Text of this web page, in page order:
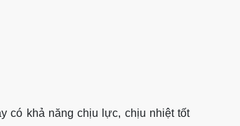
có khả năng chịu lực, chịu nhiệt tốt